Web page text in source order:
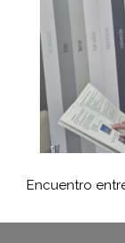
Encuentro